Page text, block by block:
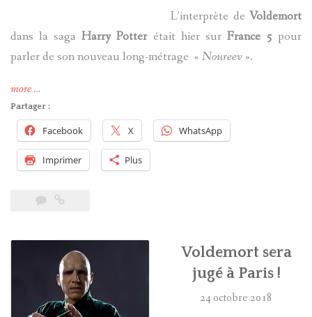
L’interprète de Voldemort
dans la sagaHarry Potter était hier sur France 5pour
parler de son nouveau long-métrage « Noureev ».
more« Ralph
Fiennes
a
failli
refuser
de
Voldemort »
…
Partager :
Facebook X WhatsApp
Imprimer Plus
Voldemort sera
jugé à Paris !
24 octobre 2018